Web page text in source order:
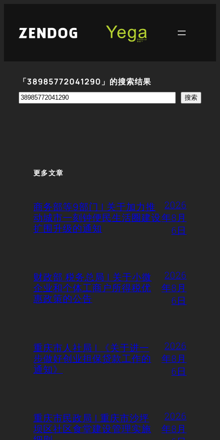
「38985772041290」的搜索结果
搜
搜索
更多文章
商务部等9部门 | 关于加力推
动城市一刻钟便民生活圈建设
扩围升级的通知
2026
年8月
6日
财政部 税务总局 | 关于小微
企业和个体工商户所得税优
惠政策的公告
2026
年8月
6日
重庆市人社局 | 《关于进一
步做好创业担保贷款工作的
通知》
2026
年8月
6日
重庆市民政局 | 重庆市沙坪
坝区社区食堂建设管理实施
2026
年8月